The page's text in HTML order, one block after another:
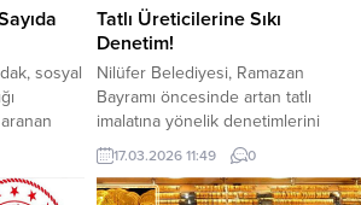
sosyal
yönelik
Tatlı Üreticilerine Sıkı
Denetim!
Nilüfer Belediyesi, Ramazan
Bayramı öncesinde artan tatlı
imalatına yönelik denetimlerini
sıkılaştırdı. Vatandaşın sofrasına
güvenilir gıda girmesini hedefleyen
ekipler, imalathanelerin hijyenini,
17.03.2026 11:49 0